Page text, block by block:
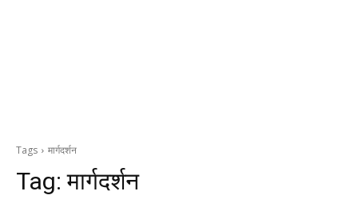
Tags मार्गदर्शन
Tag:मार्गदर्शन